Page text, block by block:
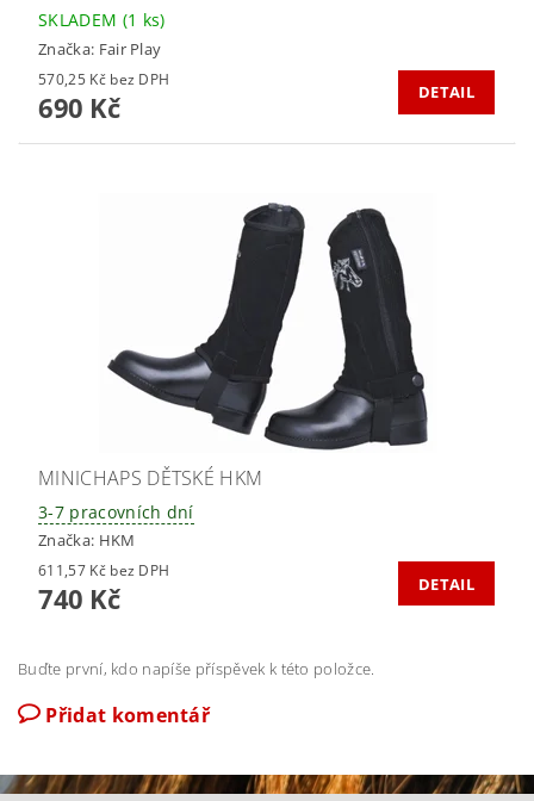
SKLADEM (1 ks)
Značka: Fair Play
570,25 Kč bez DPH
690 Kč DETAIL
MINICHAPS DĚTSKÉ HKM
3-7 pracovních dní
Značka: HKM
611,57 Kč bez DPH
740 Kč DETAIL
Buďte první, kdo napíše příspěvek k této položce.
Přidat komentář